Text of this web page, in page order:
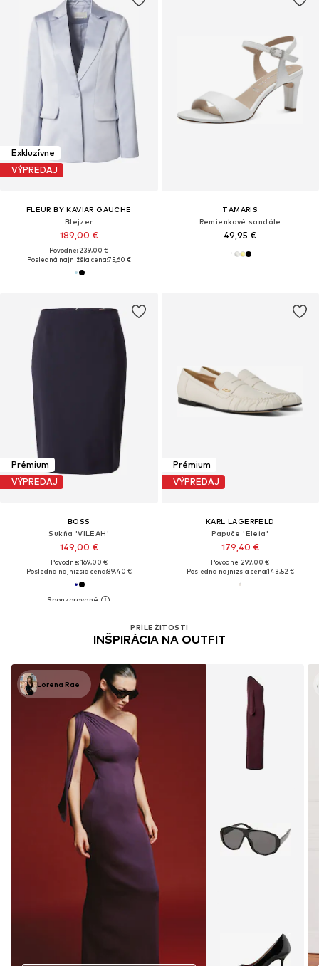
Exkluzívne
VÝPREDAJ
FLEUR BY KAVIAR GAUCHE
Blejzer
189,00 €
Pôvodne: 239,00 €
Posledná najnižšia cena:75,60 €
TAMARIS
Remienkové sandále
49,95 €
Prémium
VÝPREDAJ
BOSS
Sukňa 'VILEAH'
149,00 €
Pôvodne: 169,00 €
Posledná najnižšia cena:89,40 €
Prémium
VÝPREDAJ
KARL LAGERFELD
Papuče 'Eleia'
179,40 €
Pôvodne: 299,00 €
Posledná najnižšia cena:143,52 €
PRÍLEŽITOSTI
INŠPIRÁCIA NA OUTFIT
Lorena Rae